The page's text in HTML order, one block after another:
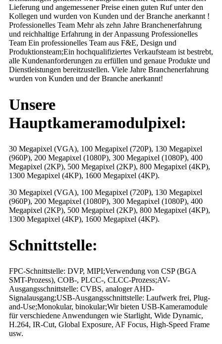
Lieferung und angemessener Preise einen guten Ruf unter den
Kollegen und wurden von Kunden und der Branche anerkannt !
Professionelles Team Mehr als zehn Jahre Branchenerfahrung
und reichhaltige Erfahrung in der Anpassung Professionelles
Team Ein professionelles Team aus F&E, Design und
Produktionsteam;Ein hochqualifiziertes Verkaufsteam ist bestrebt,
alle Kundenanforderungen zu erfüllen und genaue Produkte und
Dienstleistungen bereitzustellen. Viele Jahre Branchenerfahrung
wurden von Kunden und der Branche anerkannt!
Unsere
Hauptkameramodulpixel:
30 Megapixel (VGA), 100 Megapixel (720P), 130 Megapixel
(960P), 200 Megapixel (1080P), 300 Megapixel (1080P), 400
Megapixel (2KP), 500 Megapixel (2KP), 800 Megapixel (4KP),
1300 Megapixel (4KP), 1600 Megapixel (4KP).
30 Megapixel (VGA), 100 Megapixel (720P), 130 Megapixel
(960P), 200 Megapixel (1080P), 300 Megapixel (1080P), 400
Megapixel (2KP), 500 Megapixel (2KP), 800 Megapixel (4KP),
1300 Megapixel (4KP), 1600 Megapixel (4KP).
Schnittstelle:
FPC-Schnittstelle: DVP, MIPI;Verwendung von CSP (BGA
SMT-Prozess), COB-, PLCC-, CLCC-Prozess;AV-
Ausgangsschnittstelle: CVBS, analoger AHD-
Signalausgang;USB-Ausgangsschnittstelle: Laufwerk frei, Plug-
and-Use;Monokular, binokular;Wir bieten USB-Kameramodule
für verschiedene Anwendungen wie Starlight, Wide Dynamic,
H.264, IR-Cut, Global Exposure, AF Focus, High-Speed ​​Frame
usw.